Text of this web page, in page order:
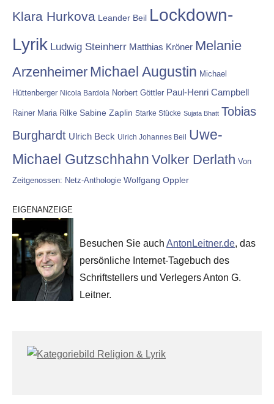
Klara Hurkova Leander Beil Lockdown-
Lyrik Ludwig Steinherr Matthias Kröner Melanie
Arzenheimer Michael Augustin Michael
Hüttenberger Nicola Bardola Norbert Göttler Paul-Henri Campbell
Rainer Maria Rilke Sabine Zaplin Starke Stücke Sujata Bhatt Tobias
Burghardt Ulrich Beck Ulrich Johannes Beil Uwe-
Michael Gutzschhahn Volker Derlath Von
Zeitgenossen: Netz-Anthologie Wolfgang Oppler
EIGENANZEIGE
Besuchen Sie auch AntonLeitner.de, das
persönliche Internet-Tagebuch des
Schriftstellers und Verlegers Anton G.
Leitner.